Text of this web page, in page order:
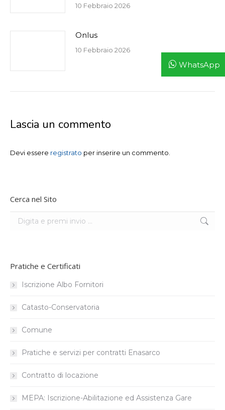
10 Febbraio 2026
Onlus
10 Febbraio 2026
Lascia un commento
Devi essere registrato per inserire un commento.
Cerca nel Sito
Search:
Pratiche e Certificati
Iscrizione Albo Fornitori
Catasto-Conservatoria
Comune
Pratiche e servizi per contratti Enasarco
Contratto di locazione
MEPA: Iscrizione-Abilitazione ed Assistenza Gare
WhatsApp